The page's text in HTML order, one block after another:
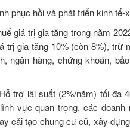
phục hồi và phát triển kinh tế-
giá trị gia tăng trong năm
trị gia tăng 10% (còn 8%), trừ
ngân hàng, chứng khoán,
trợ lãi suất (2%/năm) tối đa
vực quan trọng, các
cải tạo chung cư cũ, xây